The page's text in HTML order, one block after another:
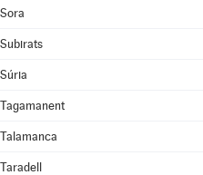
Sora
Subirats
Súria
Tagamanent
Talamanca
Taradell